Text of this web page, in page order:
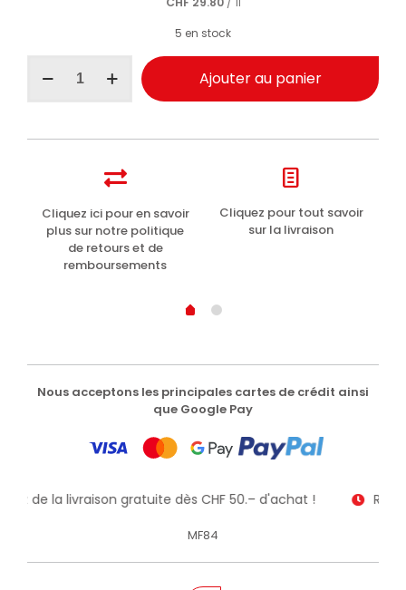
5 en stock
anti-
Ajouter au panier
Cliquez ici pour en savoir
plus sur notre politique
de retours et de
remboursements
Cliquez pour tout savoir
sur la livraison
Nous acceptons les principales cartes de crédit ainsi
que Google Pay
de la livraison gratuite dès CHF 50.– d'achat !
MF84